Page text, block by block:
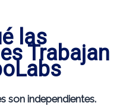
las
Trabajan
son independientes.